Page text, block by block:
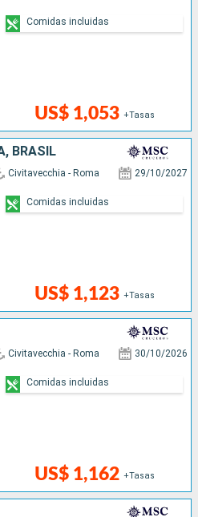
US$ 1,053 +Tasas
Comidas incluidas
BRASIL
Civitavecchia - Roma 29/10/2027
US$ 1,123 +Tasas
Comidas incluidas
Civitavecchia - Roma 30/10/2026
US$ 1,162 +Tasas
Comidas incluidas